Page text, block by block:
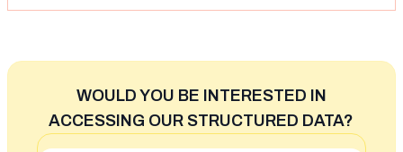
WOULD YOU BE INTERESTED IN
ACCESSING OUR STRUCTURED DATA?